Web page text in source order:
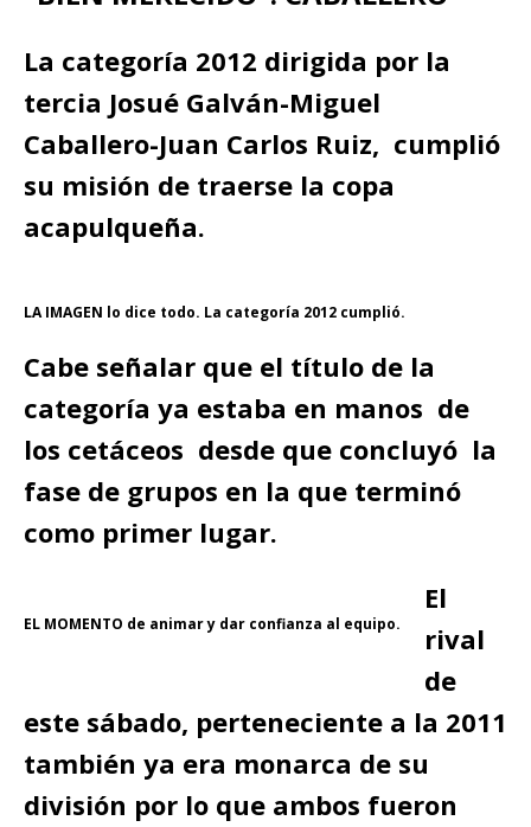
La categoría 2012 dirigida por la
tercia Josué Galván-Miguel
Caballero-Juan Carlos Ruiz, cumplió
su misión de traerse la copa
acapulqueña.
LA IMAGEN lo dice todo. La categoría 2012 cumplió.
Cabe señalar que el título de la
categoría ya estaba en manos de
los cetáceos desde que concluyó la
fase de grupos en la que terminó
como primer lugar.
EL MOMENTO de animar y dar confianza al equipo.
El
rival
de
este sábado, perteneciente a la 2011
también ya era monarca de su
división por lo que ambos fueron